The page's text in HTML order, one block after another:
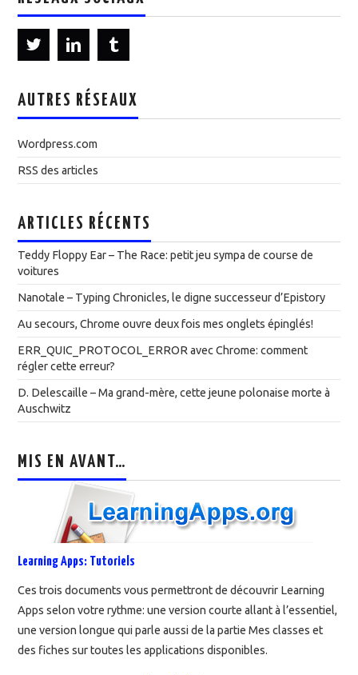
AUTRES RÉSEAUX
Wordpress.com
RSS des articles
ARTICLES RÉCENTS
Teddy Floppy Ear – The Race: petit jeu sympa de course de
voitures
Nanotale – Typing Chronicles, le digne successeur d’Epistory
Au secours, Chrome ouvre deux fois mes onglets épinglés!
ERR_QUIC_PROTOCOL_ERROR avec Chrome: comment
régler cette erreur?
D. Delescaille – Ma grand-mère, cette jeune polonaise morte à
Auschwitz
MIS EN AVANT…
Learning Apps: Tutoriels
Ces trois documents vous permettront de découvrir Learning
Apps selon votre rythme: une version courte allant à l’essentiel,
une version longue qui parle aussi de la partie Mes classes et
des fiches sur toutes les applications disponibles.